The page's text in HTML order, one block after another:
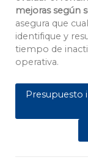
mejoras según
asegura que
identifique y
tiempo de
operativa.
Presupuesto